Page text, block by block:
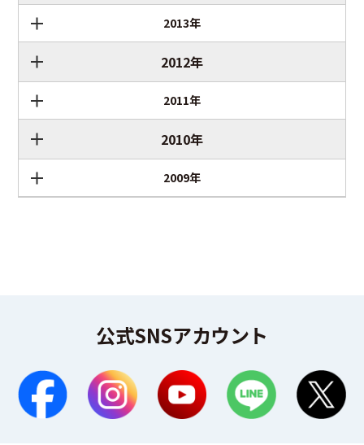
2013年
2012年
2011年
2010年
2009年
公式SNSアカウント